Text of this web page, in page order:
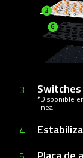
3
*Disponible
lineal
4